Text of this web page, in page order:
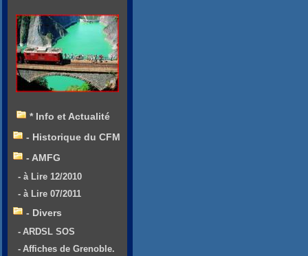
* Info et Actualité
- Historique du CFM
- AMFG
- à Lire 12/2010
- à Lire 07/2011
- Divers
- ARDSL SOS
- Affiches de Grenoble.